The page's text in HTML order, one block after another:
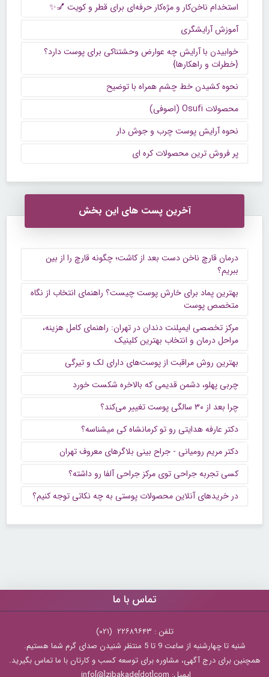
استخدام ناخن‌کار و مژه‌کار حرفه‌ای برای قطر و کویت 💅✨
آموزش آرایشگری
خوابیدن با آرایش چه عوارض وحشتناکی برای پوست دارد؟
{خطرات و راهکارها}
نحوه کشیدن خط چشم همراه با توضیح
محصولات Osufi (اصوفی)
نحوه آرایش پوست چرب و جوش دار
پر فروش ترین محصولات کره ای
آخرین پست های این بخش
درمان قارچ ناخن دست بعد از کاشت؛ چگونه قارچ را از بین
ببریم؟
بهترین پماد برای خارش پوست چیست؟ راهنمای انتخاب از نگاه
متخصص پوست
مرکز تخصصی ایمپلنت دندان در تهران: راهنمای کامل هزینه،
مراحل درمان و انتخاب بهترین کلینیک
بهترین روش مراقبت از پوست‌های دارای لک و تیرگی
چربی پهلو، دشمن قدیمی که بالاخره شکست خورد
چرا بعد از ۳۰ سالگی پوست تغییر می‌کند؟
دکتر عارفه هدایتی رو تو کرمانشاه کی میشناسه؟
دکتر مریم رومیانی - جراح بینی بلاگرهای معروف تهران
کسی تجربه جراحی توی مرکز جراحی آلفا رو داشته؟
در خریدهای آنلاین محصولات پوستی به چه نکاتی توجه کنیم؟
تماس با ما
تلفن : ۲۲۶۸۹۶۴۳ (۰۲۱)
شنبه تا چهارشنبه از ساعت 9 تا 5 منتظر شنیدن صدای گرم شما هستیم.
همچنین برای درج آگهی، مشاوره برای توسعه کسب و کارتان با ما تماس بگیرید.